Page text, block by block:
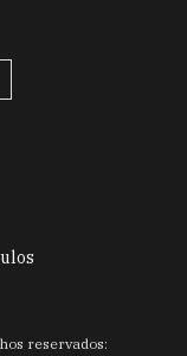
reservados: